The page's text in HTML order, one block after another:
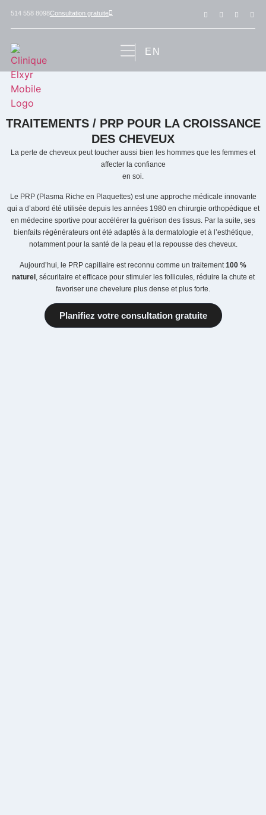
514 558 8098Consultation gratuite
EN
TRAITEMENTS / PRP POUR LA CROISSANCE
DES CHEVEUX
La perte de cheveux peut toucher aussi bien les hommes que les femmes et
affecter la confiance
en soi.
Le PRP (Plasma Riche en Plaquettes) est une approche médicale innovante
qui a d’abord été utilisée depuis les années 1980 en chirurgie orthopédique et
en médecine sportive pour accélérer la guérison des tissus. Par la suite, ses
bienfaits régénérateurs ont été adaptés à la dermatologie et à l’esthétique,
notamment pour la santé de la peau et la repousse des cheveux.
Aujourd’hui, le PRP capillaire est reconnu comme un traitement 100 %
naturel, sécuritaire et efficace pour stimuler les follicules, réduire la chute et
favoriser une chevelure plus dense et plus forte.
Planifiez votre consultation gratuite